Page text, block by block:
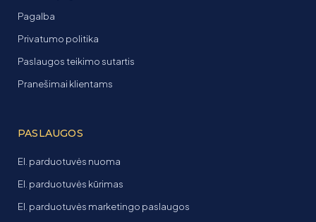
Pagalba
Privatumo politika
Paslaugos teikimo sutartis
Pranešimai klientams
PASLAUGOS
El. parduotuvės nuoma
El. parduotuvės kūrimas
El. parduotuvės marketingo paslaugos